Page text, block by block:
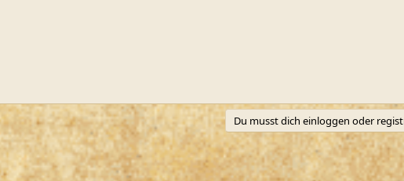
Du musst dich einloggen oder